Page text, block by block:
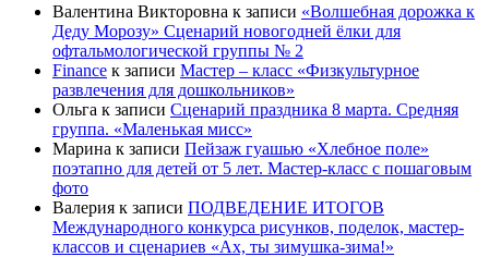
Валентина Викторовна к записи «Волшебная дорожка к
Деду Морозу» Сценарий новогодней ёлки для
офтальмологической группы № 2
Finance к записи Мастер – класс «Физкультурное
развлечения для дошкольников»
Ольга к записи Сценарий праздника 8 марта. Средняя
группа. «Маленькая мисс»
Марина к записи Пейзаж гуашью «Хлебное поле»
поэтапно для детей от 5 лет. Мастер-класс с пошаговым
фото
Валерия к записи ПОДВЕДЕНИЕ ИТОГОВ
Международного конкурса рисунков, поделок, мастер-
классов и сценариев «Ах, ты зимушка-зима!»